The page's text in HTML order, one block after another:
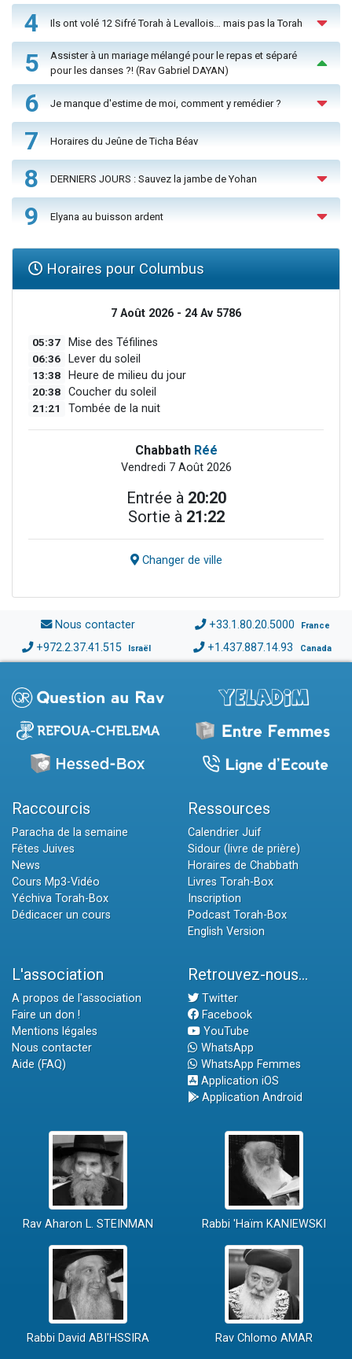
4 Ils ont volé 12 Sifré Torah à Levallois… mais pas la Torah
5
Assister à un mariage mélangé pour le repas et séparé
pour les danses ?! (Rav Gabriel DAYAN)
6 Je manque d'estime de moi, comment y remédier ?
7 Horaires du Jeûne de Ticha Béav
8 DERNIERS JOURS : Sauvez la jambe de Yohan
9 Elyana au buisson ardent
Horaires pour Columbus
7 Août 2026 - 24 Av 5786
05:37 Mise des Téfilines
06:36 Lever du soleil
13:38 Heure de milieu du jour
20:38 Coucher du soleil
21:21 Tombée de la nuit
Chabbath Réé
Vendredi 7 Août 2026
Entrée à 20:20
Sortie à 21:22
Changer de ville
Nous contacter +33.1.80.20.5000 France
+972.2.37.41.515 Israël +1.437.887.14.93 Canada
Raccourcis
Paracha de la semaine
Fêtes Juives
News
Cours Mp3-Vidéo
Yéchiva Torah-Box
Dédicacer un cours
Ressources
Calendrier Juif
Sidour (livre de prière)
Horaires de Chabbath
Livres Torah-Box
Inscription
Podcast Torah-Box
English Version
L'association
A propos de l'association
Faire un don !
Mentions légales
Nous contacter
Aide (FAQ)
Retrouvez-nous...
Twitter
Facebook
YouTube
WhatsApp
WhatsApp Femmes
Application iOS
Application Android
Rav Aharon L. STEINMAN Rabbi 'Haïm KANIEWSKI
Rabbi David ABI'HSSIRA Rav Chlomo AMAR